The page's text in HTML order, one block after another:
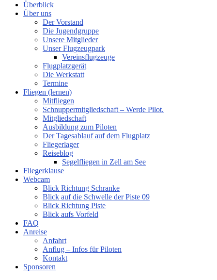
Überblick
Über uns
Der Vorstand
Die Jugendgruppe
Unsere Mitglieder
Unser Flugzeugpark
Vereinsflugzeuge
Flugplatzgerät
Die Werkstatt
Termine
Fliegen (lernen)
Mitfliegen
Schnuppermitgliedschaft – Werde Pilot.
Mitgliedschaft
Ausbildung zum Piloten
Der Tagesablauf auf dem Flugplatz
Fliegerlager
Reiseblog
Segelfliegen in Zell am See
Fliegerklause
Webcam
Blick Richtung Schranke
Blick auf die Schwelle der Piste 09
Blick Richtung Piste
Blick aufs Vorfeld
FAQ
Anreise
Anfahrt
Anflug – Infos für Piloten
Kontakt
Sponsoren